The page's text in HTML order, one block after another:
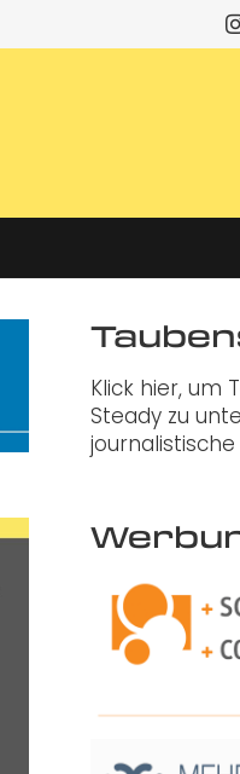
Klick hier, um
Steady zu